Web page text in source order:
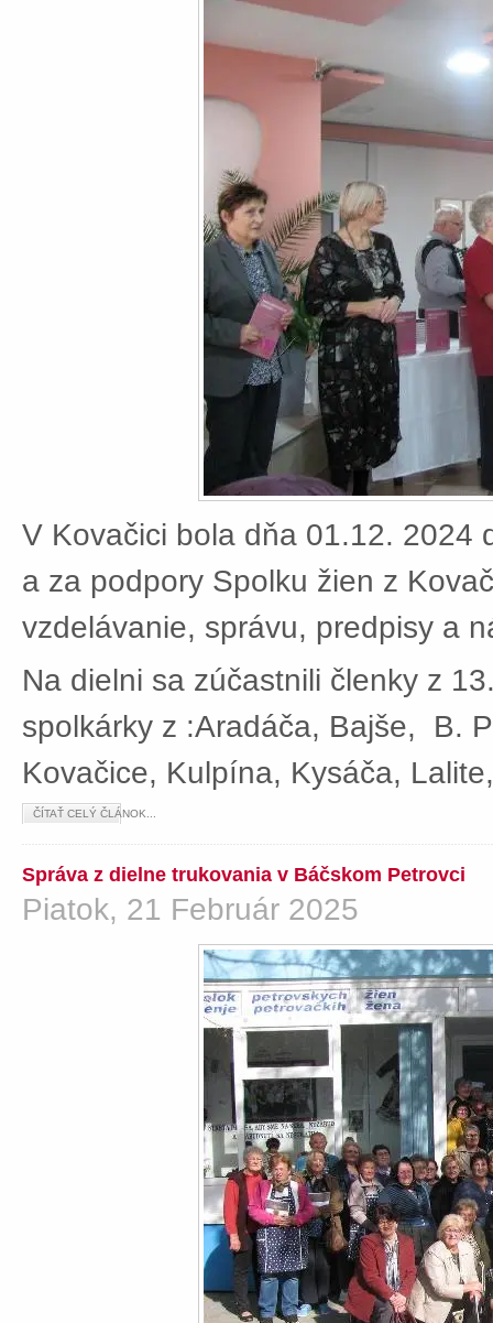
V Kovačici bola dňa 01.12. 2024
a za podpory Spolku žien z
vzdelávanie, správu, predpisy a
Na dielni sa zúčastnili členky z
spolkárky z :Aradáča, Bajše, B.
Kovačice, Kulpína, Kysáča,
ČÍTAŤ CELÝ ČLÁNOK...
Správa z dielne trukovania v Báčskom Petrovci
Piatok, 21 Február 2025